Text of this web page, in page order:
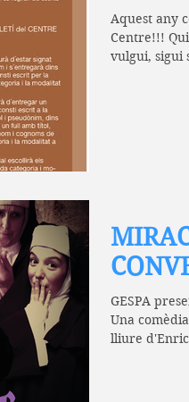
Aquest any
Centre!!!
vulgui, sigui
GESPA
Una
lliure